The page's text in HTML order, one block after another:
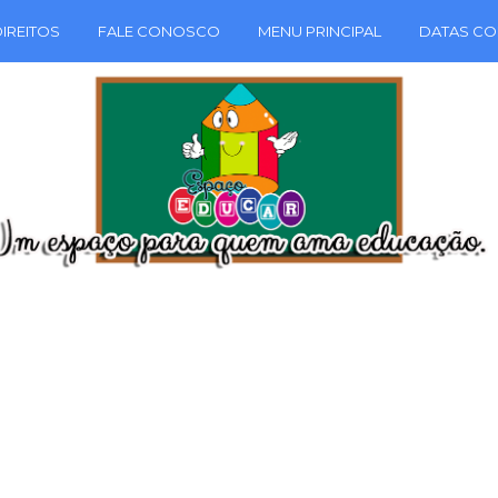
FALE CONOSCO MENU PRINCIPAL DATAS